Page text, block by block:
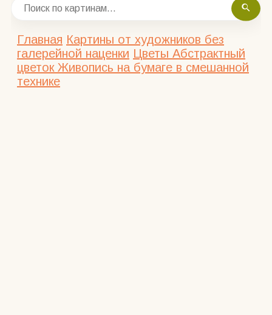
Главная Картины от художников без
галерейной наценки Цветы Абстрактный
цветок Живопись на бумаге в смешанной
технике